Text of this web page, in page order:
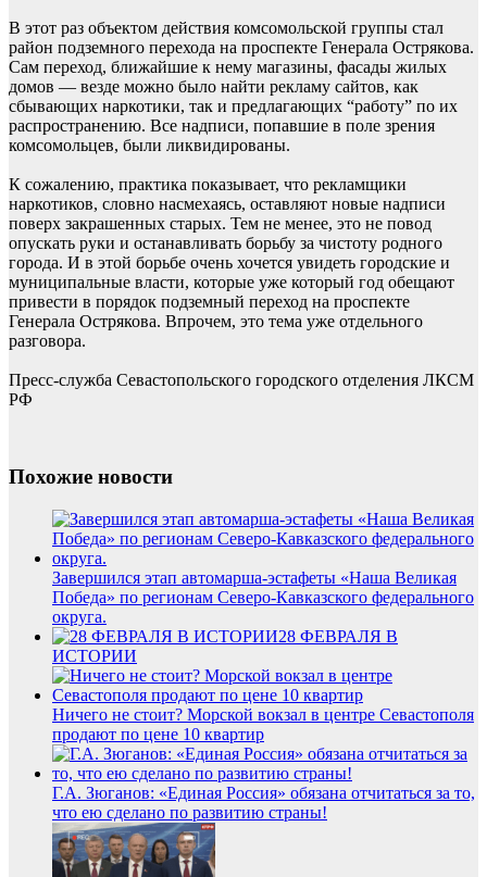
В этот раз объектом действия комсомольской группы стал
район подземного перехода на проспекте Генерала Острякова.
Сам переход, ближайшие к нему магазины, фасады жилых
домов — везде можно было найти рекламу сайтов, как
сбывающих наркотики, так и предлагающих “работу” по их
распространению. Все надписи, попавшие в поле зрения
комсомольцев, были ликвидированы.
К сожалению, практика показывает, что рекламщики
наркотиков, словно насмехаясь, оставляют новые надписи
поверх закрашенных старых. Тем не менее, это не повод
опускать руки и останавливать борьбу за чистоту родного
города. И в этой борьбе очень хочется увидеть городские и
муниципальные власти, которые уже который год обещают
привести в порядок подземный переход на проспекте
Генерала Острякова. Впрочем, это тема уже отдельного
разговора.
Пресс-служба Севастопольского городского отделения ЛКСМ
РФ
Похожие новости
Завершился этап автомарша-эстафеты «Наша Великая
Победа» по регионам Северо-Кавказского федерального
округа.
28 ФЕВРАЛЯ В
ИСТОРИИ
Ничего не стоит? Морской вокзал в центре Севастополя
продают по цене 10 квартир
Г.А. Зюганов: «Единая Россия» обязана отчитаться за то,
что ею сделано по развитию страны!